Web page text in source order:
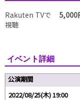
Rakuten TVで
視聴
5,000
イベント詳細
公演期間
2022/08/25(木) 19:00